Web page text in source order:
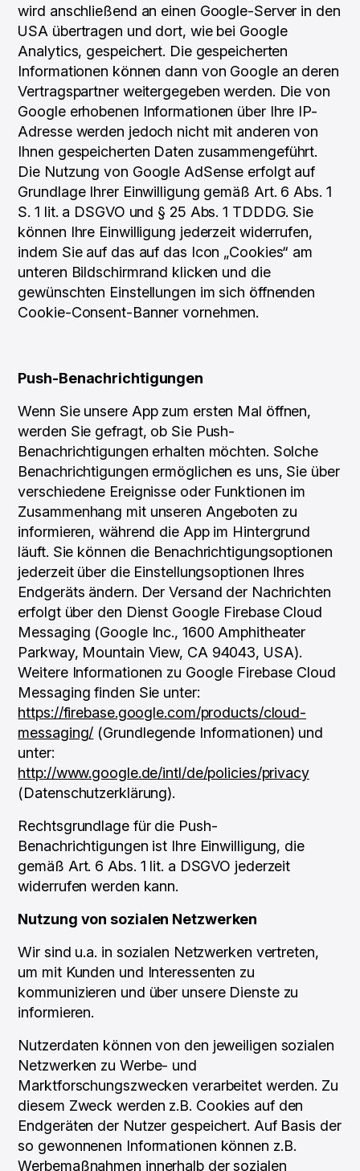
wird anschließend an einen Google-Server in den
USA übertragen und dort, wie bei Google
Analytics, gespeichert. Die gespeicherten
Informationen können dann von Google an deren
Vertragspartner weitergegeben werden. Die von
Google erhobenen Informationen über Ihre IP-
Adresse werden jedoch nicht mit anderen von
Ihnen gespeicherten Daten zusammengeführt.
Die Nutzung von Google AdSense erfolgt auf
Grundlage Ihrer Einwilligung gemäß Art. 6 Abs. 1
S. 1 lit. a DSGVO und § 25 Abs. 1 TDDDG. Sie
können Ihre Einwilligung jederzeit widerrufen,
indem Sie auf das auf das Icon „Cookies“ am
unteren Bildschirmrand klicken und die
gewünschten Einstellungen im sich öffnenden
Cookie-Consent-Banner vornehmen.
Push-Benachrichtigungen
Wenn Sie unsere App zum ersten Mal öffnen,
werden Sie gefragt, ob Sie Push-
Benachrichtigungen erhalten möchten. Solche
Benachrichtigungen ermöglichen es uns, Sie über
verschiedene Ereignisse oder Funktionen im
Zusammenhang mit unseren Angeboten zu
informieren, während die App im Hintergrund
läuft. Sie können die Benachrichtigungsoptionen
jederzeit über die Einstellungsoptionen Ihres
Endgeräts ändern. Der Versand der Nachrichten
erfolgt über den Dienst Google Firebase Cloud
Messaging (Google Inc., 1600 Amphitheater
Parkway, Mountain View, CA 94043, USA).
Weitere Informationen zu Google Firebase Cloud
Messaging finden Sie unter:
https://firebase.google.com/products/cloud-
messaging/ (Grundlegende Informationen) und
unter:
http://www.google.de/intl/de/policies/privacy
(Datenschutzerklärung).
Rechtsgrundlage für die Push-
Benachrichtigungen ist Ihre Einwilligung, die
gemäß Art. 6 Abs. 1 lit. a DSGVO jederzeit
widerrufen werden kann.
Nutzung von sozialen Netzwerken
Wir sind u.a. in sozialen Netzwerken vertreten,
um mit Kunden und Interessenten zu
kommunizieren und über unsere Dienste zu
informieren.
Nutzerdaten können von den jeweiligen sozialen
Netzwerken zu Werbe- und
Marktforschungszwecken verarbeitet werden. Zu
diesem Zweck werden z.B. Cookies auf den
Endgeräten der Nutzer gespeichert. Auf Basis der
so gewonnenen Informationen können z.B.
Werbemaßnahmen innerhalb der sozialen